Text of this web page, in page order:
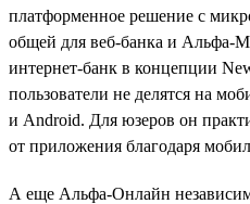
платформенное решение с
общей для веб-банка и Альфа-
интернет-банк в концепции
пользователи не делятся на
и Android. Для юзеров он
от приложения благодаря
А еще Альфа-Онлайн